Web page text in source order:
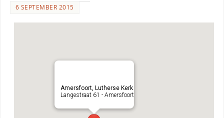
6 SEPTEMBER 2015
Amersfoort, Lutherse Kerk
Langestraat 61 - Amersfoort